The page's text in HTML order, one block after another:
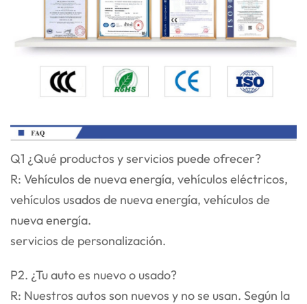
Q1 ¿Qué productos y servicios puede ofrecer?
R: Vehículos de nueva energía, vehículos eléctricos,
vehículos usados de nueva energía, vehículos de
nueva energía.
servicios de personalización.
P2. ¿Tu auto es nuevo o usado?
R: Nuestros autos son nuevos y no se usan. Según la